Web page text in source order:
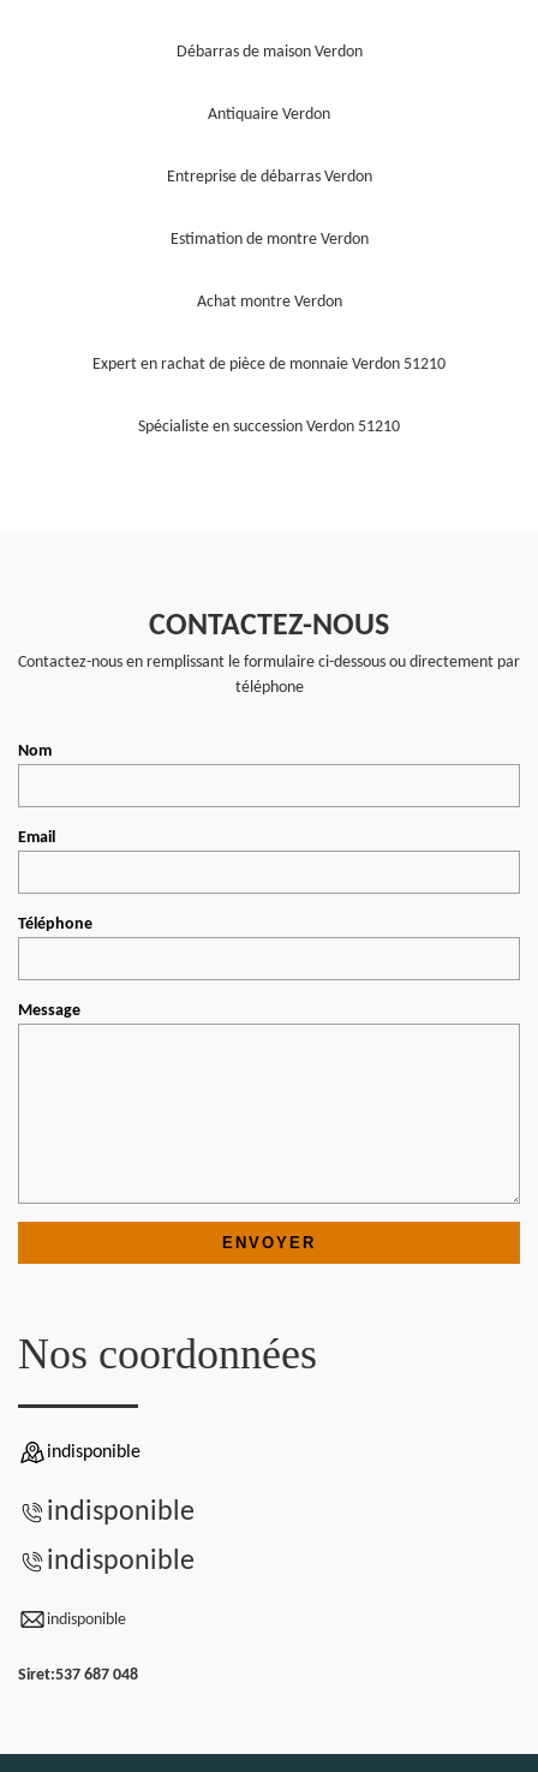
Débarras de maison Verdon
Antiquaire Verdon
Entreprise de débarras Verdon
Estimation de montre Verdon
Achat montre Verdon
Expert en rachat de pièce de monnaie Verdon 51210
Spécialiste en succession Verdon 51210
CONTACTEZ-NOUS
Contactez-nous en remplissant le formulaire ci-dessous ou directement par
téléphone
Nom
Email
Téléphone
Message
Nos coordonnées
indisponible
indisponible
indisponible
indisponible
Siret:537 687 048